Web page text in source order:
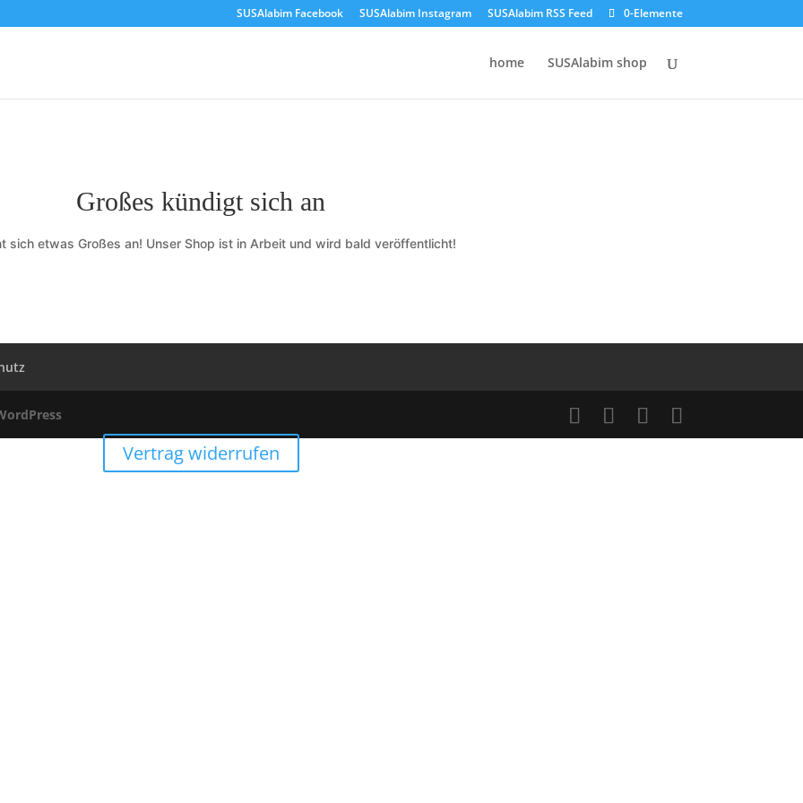
SUSAlabim Facebook SUSAlabim Instagram SUSAlabim RSS Feed 0-Elemente
home SUSAlabim shop
Großes kündigt sich an
sich etwas Großes an! Unser Shop ist in Arbeit und wird bald veröffentlicht!
Vertrag widerrufen